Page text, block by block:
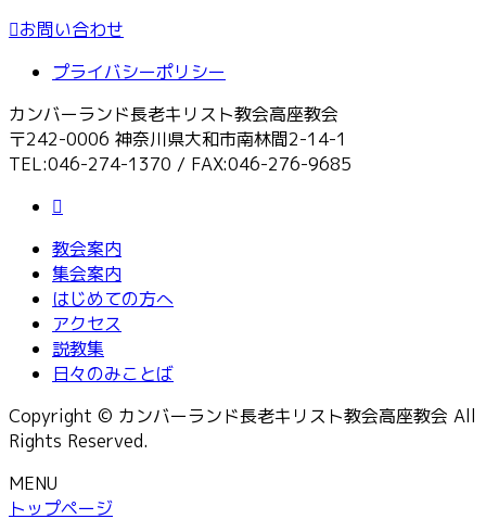
お問い合わせ
プライバシーポリシー
カンバーランド長老キリスト教会高座教会
〒242-0006 神奈川県大和市南林間2-14-1
TEL:046-274-1370 / FAX:046-276-9685
教会案内
集会案内
はじめての方へ
アクセス
説教集
日々のみことば
Copyright © カンバーランド長老キリスト教会高座教会 All
Rights Reserved.
MENU
トップページ